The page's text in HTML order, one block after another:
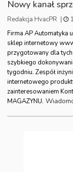
Nowy kanał
Redakcja HvacPR |
Firma AP Automatyka
sklep internetowy
przygotowany dla
szybkiego
tygodniu. Zespół
internetowego
zainteresowaniem
MAGAZYNU.